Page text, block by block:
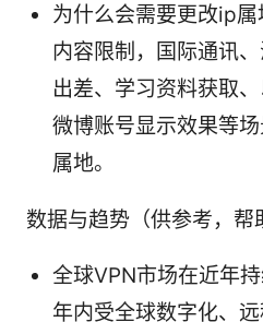
为什么会需要更改ip
内容限制，国际通讯
出差、学习资料获取
微博账号显示效果等
属地。
数据与趋势（供参考，帮
全球VPN市场在近年
年内受全球数字化、